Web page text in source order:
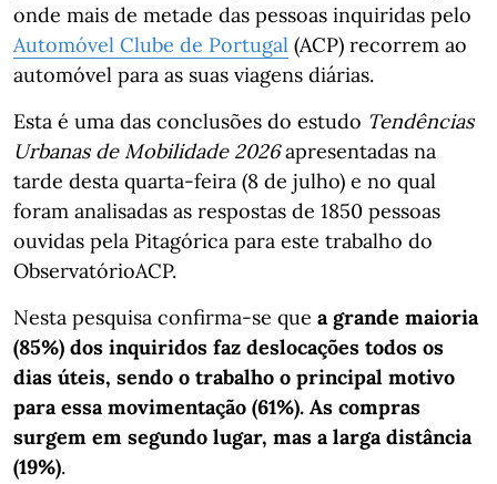
onde mais de metade das pessoas inquiridas pelo
Automóvel Clube de Portugal (ACP) recorrem ao
automóvel para as suas viagens diárias.
Esta é uma das conclusões do estudo Tendências
Urbanas de Mobilidade 2026apresentadas na
tarde desta quarta-feira (8 de julho) e no qual
foram analisadas as respostas de 1850 pessoas
ouvidas pela Pitagórica para este trabalho do
ObservatórioACP.
Nesta pesquisa confirma-se que a grande maioria
(85%) dos inquiridos faz deslocações todos os
dias úteis, sendo o trabalho o principal motivo
para essa movimentação (61%). As compras
surgem em segundo lugar, mas a larga distância
(19%).